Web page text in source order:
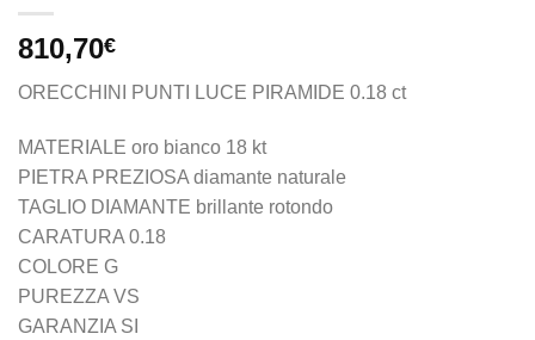
810,70€
ORECCHINI PUNTI LUCE PIRAMIDE 0.18 ct
MATERIALE oro bianco 18 kt
PIETRA PREZIOSA diamante naturale
TAGLIO DIAMANTE brillante rotondo
CARATURA 0.18
COLORE G
PUREZZA VS
GARANZIA SI